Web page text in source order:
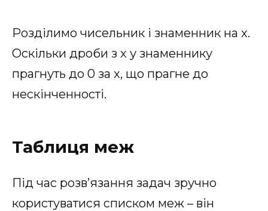
Розділимо чисельник і знаменник на x.
Оскільки дроби з x у знаменнику
прагнуть до 0 за x, що прагне до
нескінченності.
Таблиця меж
Під час розв’язання задач зручно
користуватися списком меж – він